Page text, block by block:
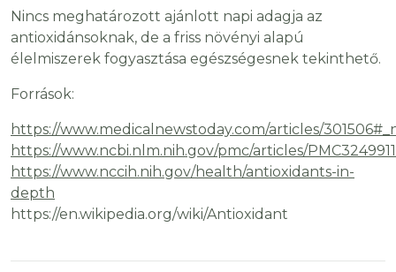
Nincs meghatározott ajánlott napi adagja az
antioxidánsoknak, de a friss növényi alapú
élelmiszerek fogyasztása egészségesnek tekinthető.
Források:
https://www.medicalnewstoday.com/articles/
https://www.ncbi.nlm.nih.gov/pmc/articles/
https://www.nccih.nih.gov/health/antioxidants-in-
depth
https://en.wikipedia.org/wiki/Antioxidant